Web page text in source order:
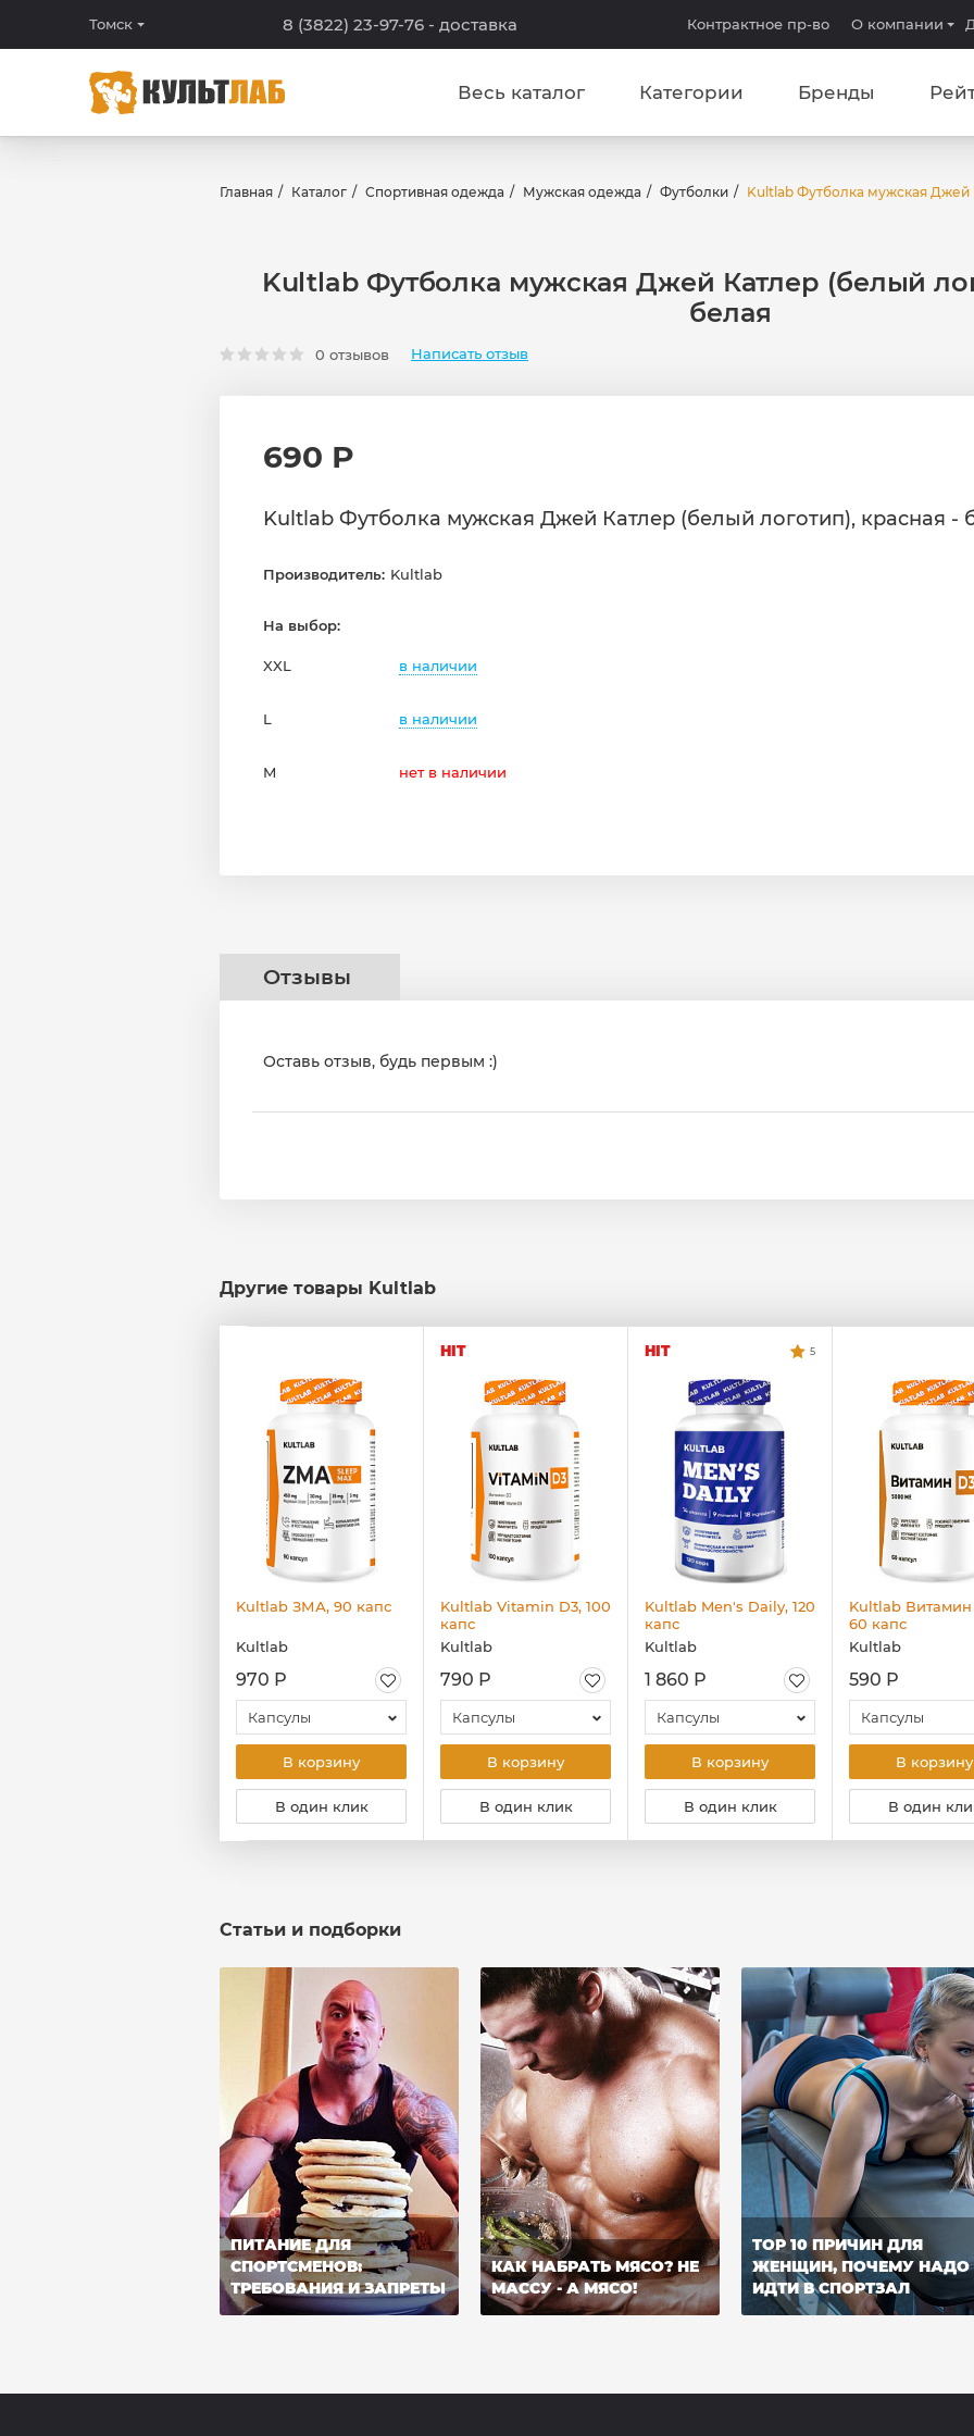
Томск 8 (3822) 23-97-76 - доставка Контрактное пр-во О компании
Весь каталог Категории Бренды
Главная Каталог Спортивная одежда Мужская одежда Футболки Kultlab Футболка мужская Джей
Kultlab Футболка мужская Джей Катлер (белый
белая
0 отзывов Написать отзыв
690 Р
Kultlab Футболка мужская Джей Катлер (белый логотип), красная -
Производитель: Kultlab
На выбор:
XXL в наличии
L в наличии
M нет в наличии
Отзывы
Оставь отзыв, будь первым :)
Другие товары Kultlab
Kultlab ЗМА, 90 капс
Kultlab
970 Р
Капсулы
В корзину
В один клик
Kultlab Vitamin D3, 100
капс
Kultlab
HIT
790 Р
Капсулы
В корзину
В один клик
Kultlab Men's Daily, 120
капc
Kultlab
HIT 5
1 860 Р
Капсулы
В корзину
В один клик
Kultlab Витамин
60 капс
Kultlab
590 Р
Капсулы
В корзину
В один
Статьи и подборки
ПИТАНИЕ ДЛЯ
СПОРТСМЕНОВ:
ТРЕБОВАНИЯ И ЗАПРЕТЫ
КАК НАБРАТЬ МЯСО? НЕ
МАССУ - А МЯСО!
TOP 10 ПРИЧИН ДЛЯ
ЖЕНЩИН, ПОЧЕМУ НАДО
ИДТИ В СПОРТЗАЛ